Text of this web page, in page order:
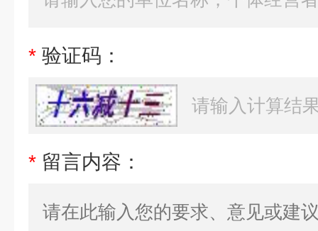
* 验证码：
* 留言内容：